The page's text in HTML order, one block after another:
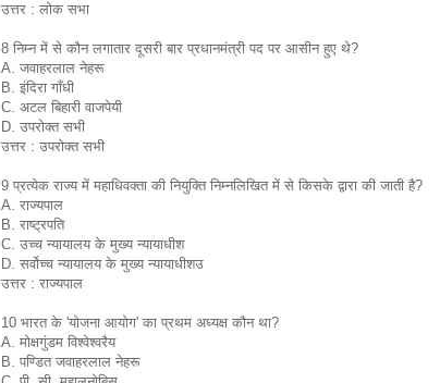
उत्तर : लोक सभा
8 निम्न में से कौन लगातार दूसरी बार प्रधानमंत्री पद पर आसीन हुए थे?
A. जवाहरलाल नेहरू
B. इंदिरा गाँधी
C. अटल बिहारी वाजपेयी
D. उपरोक्त सभी
उत्तर : उपरोक्त सभी
9 प्रत्येक राज्य में महाधिवक्ता की नियुक्ति निम्नलिखित में से किसके द्वारा की जाती है?
A. राज्यपाल
B. राष्ट्रपति
C. उच्च न्यायालय के मुख्य न्यायाधीश
D. सर्वोच्च न्यायालय के मुख्य न्यायाधीशउ
उत्तर : राज्यपाल
10 भारत के 'योजना आयोग' का प्रथम अध्यक्ष कौन था?
A. मोक्षगुंडम विश्वेश्वरैय
B. पण्डित जवाहरलाल नेहरू